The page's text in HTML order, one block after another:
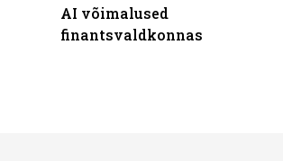
AI võimalused
finantsvaldkonnas